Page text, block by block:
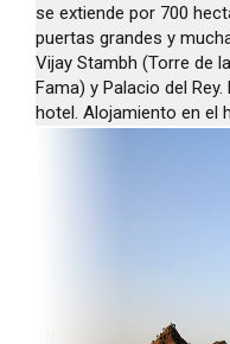
se extiende por 700
puertas grandes y
Vijay Stambh (Torre de
Fama) y Palacio del
hotel. Alojamiento en el